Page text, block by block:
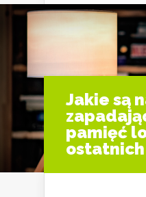
Jakie są
pamięć